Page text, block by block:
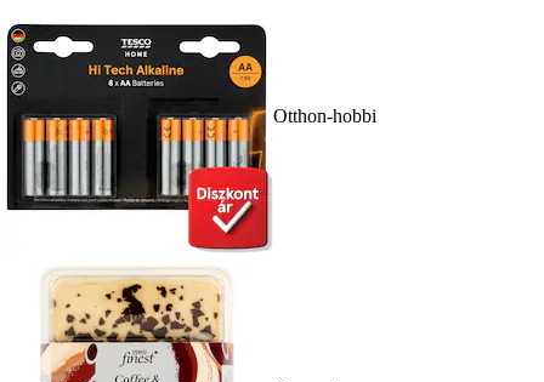
Otthon-hobbi